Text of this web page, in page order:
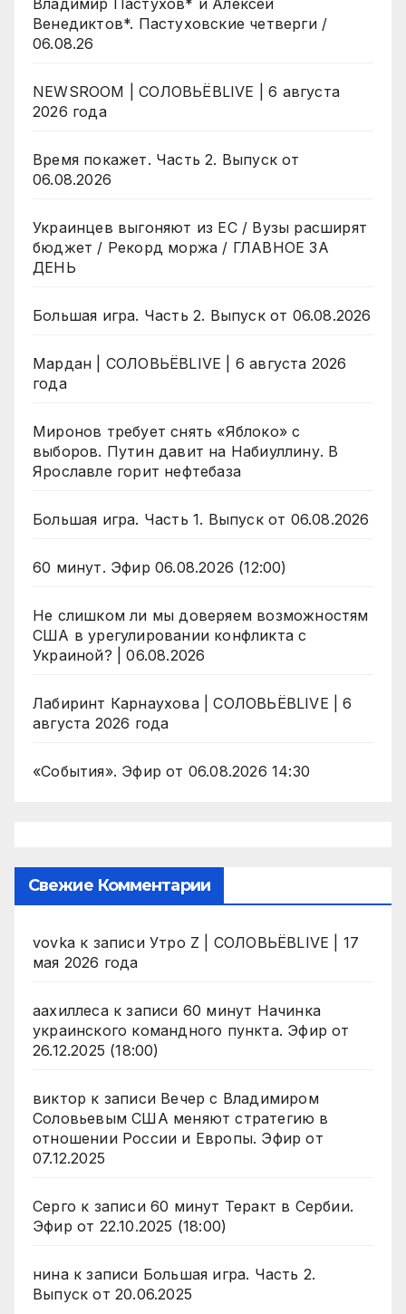
Венедиктов*. Пастуховские четверги /
06.08.26
NEWSROOM | СОЛОВЬЁВLIVE | 6 августа
2026 года
Время покажет. Часть 2. Выпуск от
06.08.2026
Украинцев выгоняют из ЕС / Вузы расширят
бюджет / Рекорд моржа / ГЛАВНОЕ ЗА
ДЕНЬ
Большая игра. Часть 2. Выпуск от 06.08.2026
Мардан | СОЛОВЬЁВLIVE | 6 августа 2026
года
Миронов требует снять «Яблоко» с
выборов. Путин давит на Набиуллину. В
Ярославле горит нефтебаза
Большая игра. Часть 1. Выпуск от 06.08.2026
60 минут. Эфир 06.08.2026 (12:00)
Не слишком ли мы доверяем возможностям
США в урегулировании конфликта с
Украиной? | 06.08.2026
Лабиринт Карнаухова | СОЛОВЬЁВLIVE | 6
августа 2026 года
«События». Эфир от 06.08.2026 14:30
Свежие Комментарии
vovka к записи Утро Z | СОЛОВЬЁВLIVE | 17
мая 2026 года
аахиллесак записи 60 минут Начинка
украинского командного пункта. Эфир от
26.12.2025 (18:00)
виктор к записи Вечер с Владимиром
Соловьевым США меняют стратегию в
отношении России и Европы. Эфир от
07.12.2025
Серго к записи 60 минут Теракт в Сербии.
Эфир от 22.10.2025 (18:00)
нинак записи Большая игра. Часть 2.
Выпуск от 20.06.2025